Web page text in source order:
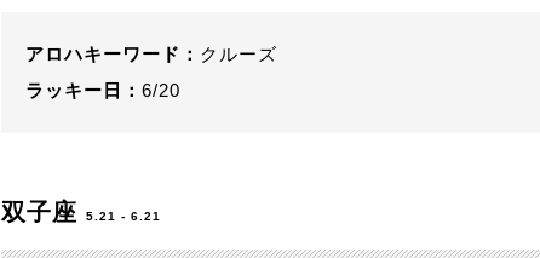
アロハキーワード： クルーズ
ラッキー日： 6/20
双子座 5.21 - 6.21